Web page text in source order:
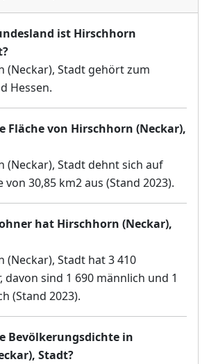
ist Hirschhorn
(Neckar), Stadt gehört zum
Hessen.
Fläche von Hirschhorn (Neckar),
(Neckar), Stadt dehnt sich auf
von 30,85 km2 aus (Stand 2023).
hat Hirschhorn (Neckar),
(Neckar), Stadt hat 3 410
davon sind 1 690 männlich und 1
(Stand 2023).
Bevölkerungsdichte in
Stadt?